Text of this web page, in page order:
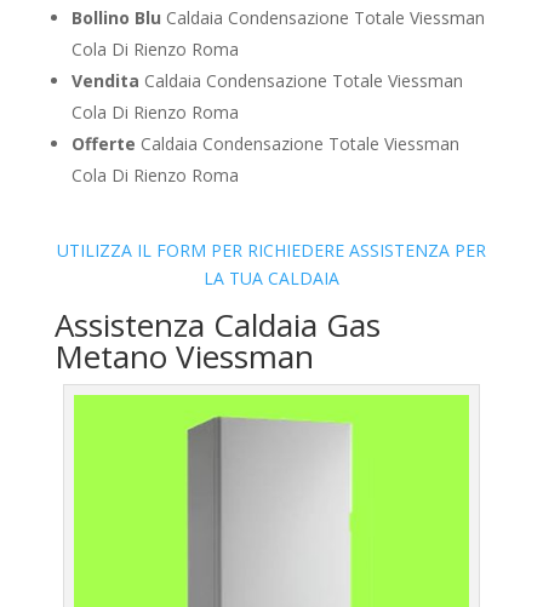
Bollino Blu Caldaia Condensazione Totale Viessman
Cola Di Rienzo Roma
Vendita Caldaia Condensazione Totale Viessman
Cola Di Rienzo Roma
Offerte Caldaia Condensazione Totale Viessman
Cola Di Rienzo Roma
UTILIZZA IL FORM PER RICHIEDERE ASSISTENZA PER
LA TUA CALDAIA
Assistenza Caldaia Gas
Metano Viessman